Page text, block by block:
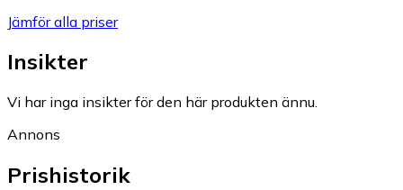
Jämför alla priser
Insikter
Vi har inga insikter för den här produkten ännu.
Annons
Prishistorik